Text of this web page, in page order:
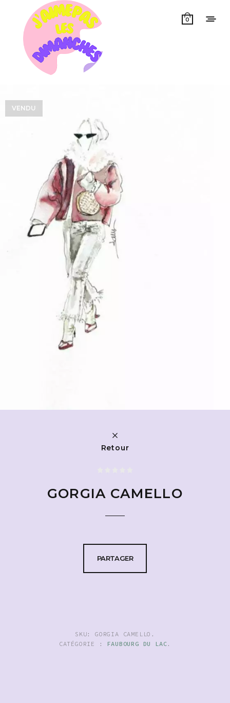
0
VENDU
Retour
GORGIA CAMELLO
PARTAGER
SKU: GORGIA CAMELLO .
CATÉGORIE : FAUBOURG DU LAC .